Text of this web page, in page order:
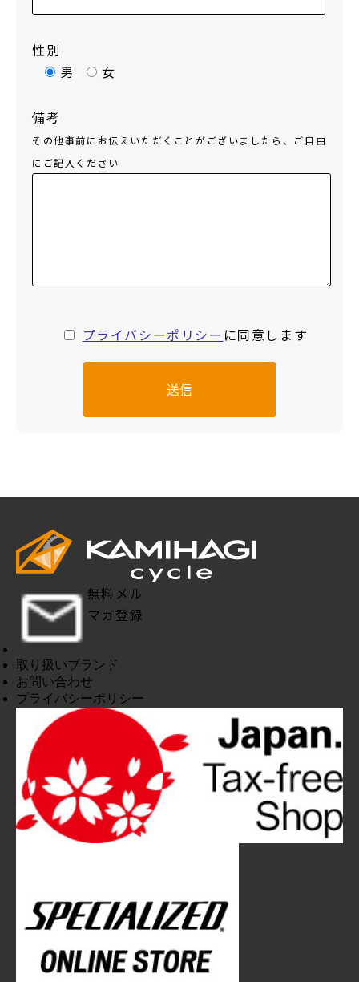
性別
男
女
備考
その他事前にお伝えいただくことがございましたら、ご自由
にご記入ください
プライバシーポリシー に同意します
無料メル
マガ登録
取り扱いブランド
お問い合わせ
プライバシーポリシー